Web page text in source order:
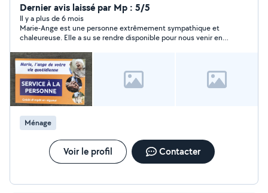
J'ai obtenu mon diplôme Durant ma période de
formation j'ai eu la chance de réaliser un stage au sein
de l'ADMR et celui-ci m'a permis de voir le métier
d'auxiliaire de plus près et de façon plus précise. Depuis
plus d'un An j'accompagne des personnes dans leurs
vies quotidiennes. Je suis joyeuse, empathique,
respectueuse et très disponible avec les personnes que
j'accompagne.
Dernier avis laissé par Mp : 5/5
Il y a plus de 6 mois
Marie-Ange est une personne extrêmement sympathique et
chaleureuse. Elle a su se rendre disponible pour nous venir en
sa prestation et n'hésiterons pas à faire appel à elle.
Ménage
Voir le profil Contacter